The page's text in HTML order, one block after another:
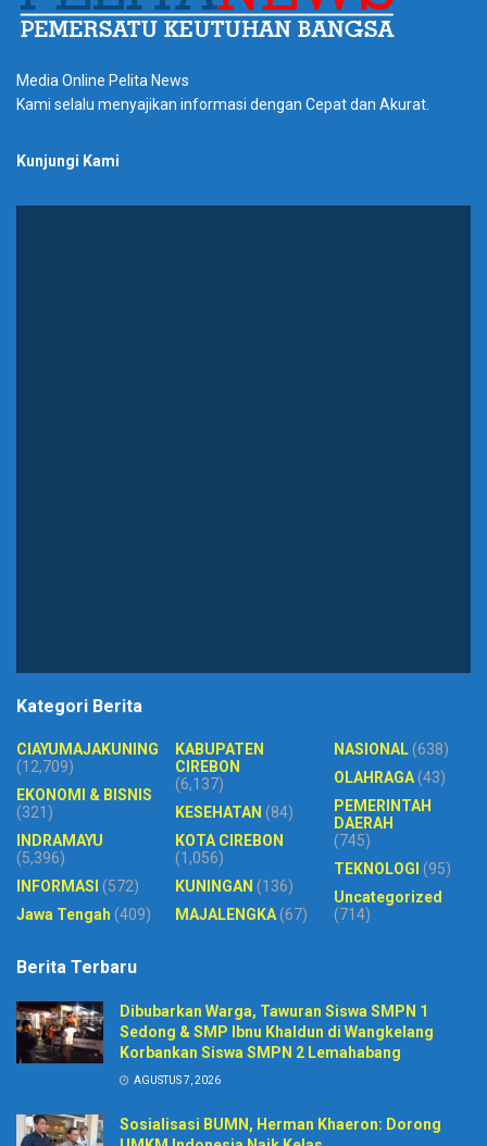
Media Online Pelita News
Kami selalu menyajikan informasi dengan Cepat dan Akurat.
Kunjungi Kami
Kategori Berita
CIAYUMAJAKUNING
(12,709)
EKONOMI & BISNIS
(321)
INDRAMAYU
(5,396)
INFORMASI (572)
Jawa Tengah (409)
KABUPATEN
CIREBON
(6,137)
KESEHATAN (84)
KOTA CIREBON
(1,056)
KUNINGAN (136)
MAJALENGKA(67)
NASIONAL(638)
OLAHRAGA(43)
PEMERINTAH
DAERAH
(745)
TEKNOLOGI (95)
Uncategorized
(714)
Berita Terbaru
Dibubarkan Warga, Tawuran Siswa SMPN 1
Sedong & SMP Ibnu Khaldun di Wangkelang
Korbankan Siswa SMPN 2 Lemahabang
AGUSTUS 7, 2026
Sosialisasi BUMN, Herman Khaeron: Dorong